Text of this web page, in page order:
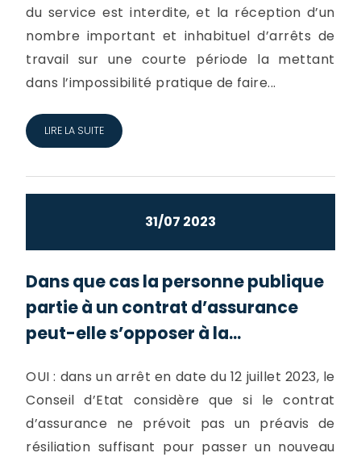
du service est interdite, et la réception d’un
nombre important et inhabituel d’arrêts de
travail sur une courte période la mettant
dans l’impossibilité pratique de faire...
LIRE LA SUITE
31/07 2023
Dans que cas la personne publique
partie à un contrat d’assurance
peut-elle s’opposer à la...
OUI : dans un arrêt en date du 12 juillet 2023, le
Conseil d’Etat considère que si le contrat
d’assurance ne prévoit pas un préavis de
résiliation suffisant pour passer un nouveau